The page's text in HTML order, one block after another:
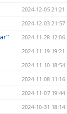
2024-12-05 21:21
2024-12-03 21:57
2024-11-28 12:06
2024-11-19 19:21
2024-11-10 18:54
2024-11-08 11:16
2024-11-07 19:44
2024-10-31 18:14